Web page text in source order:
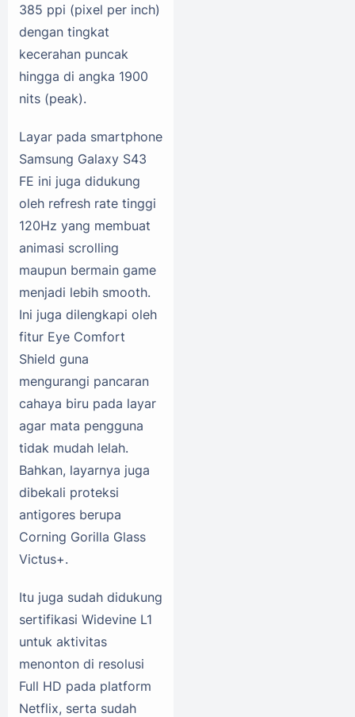
385 ppi (pixel per inch)
dengan tingkat
kecerahan puncak
hingga di angka 1900
nits (peak).
Layar pada smartphone
Samsung Galaxy S43
FE ini juga didukung
oleh refresh rate tinggi
120Hz yang membuat
animasi scrolling
maupun bermain game
menjadi lebih smooth.
Ini juga dilengkapi oleh
fitur Eye Comfort
Shield guna
mengurangi pancaran
cahaya biru pada layar
agar mata pengguna
tidak mudah lelah.
Bahkan, layarnya juga
dibekali proteksi
antigores berupa
Corning Gorilla Glass
Victus+.
Itu juga sudah didukung
sertifikasi Widevine L1
untuk aktivitas
menonton di resolusi
Full HD pada platform
Netflix, serta sudah